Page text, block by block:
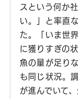
スという何か
い。」と率直
た。「いま世
に獲りすぎの
魚の量が足り
も同じ状況。
が進んでいて